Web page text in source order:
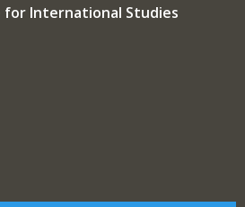
International Studies